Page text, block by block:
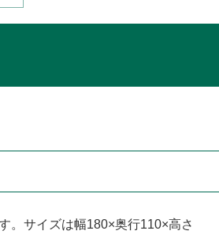
。サイズは幅180×奥行110×高さ